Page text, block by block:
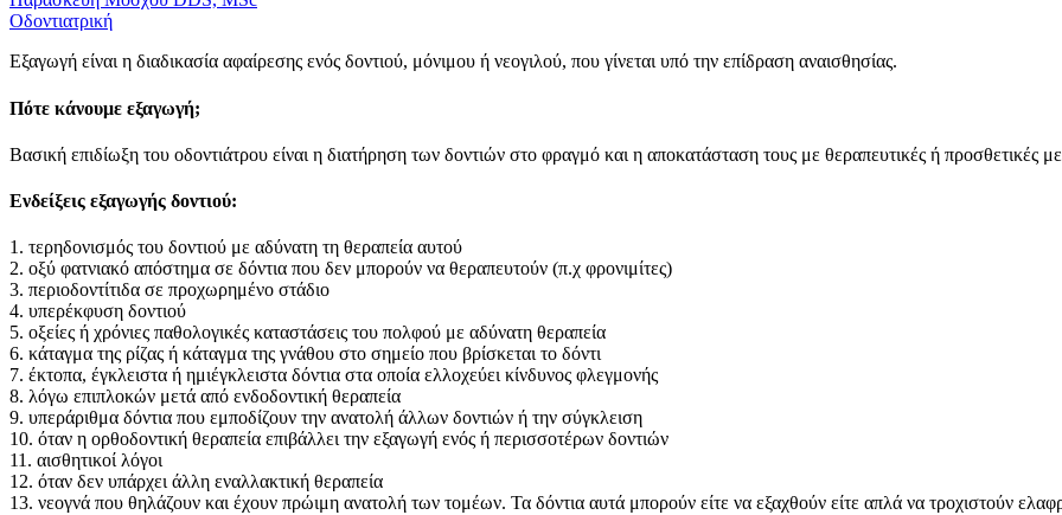
Οδοντιατρική
Εξαγωγή είναι η διαδικασία αφαίρεσης ενός δοντιού, μόνιμου ή νεογιλού, που γίνεται υπό την επίδραση αναισθησίας.
Πότε κάνουμε εξαγωγή;
Βασική επιδίωξη του οδοντιάτρου είναι η διατήρηση των δοντιών στο φραγμό και η αποκατάσταση τους με θεραπευτικές ή προσθετικές
Ενδείξεις εξαγωγής δοντιού:
1. τερηδονισμός του δοντιού με αδύνατη τη θεραπεία αυτού
2. οξύ φατνιακό απόστημα σε δόντια που δεν μπορούν να θεραπευτούν (π.χ φρονιμίτες)
3. περιοδοντίτιδα σε προχωρημένο στάδιο
4. υπερέκφυση δοντιού
5. οξείες ή χρόνιες παθολογικές καταστάσεις του πολφού με αδύνατη θεραπεία
6. κάταγμα της ρίζας ή κάταγμα της γνάθου στο σημείο που βρίσκεται το δόντι
7. έκτοπα, έγκλειστα ή ημιέγκλειστα δόντια στα οποία ελλοχεύει κίνδυνος φλεγμονής
8. λόγω επιπλοκών μετά από ενδοδοντική θεραπεία
9. υπεράριθμα δόντια που εμποδίζουν την ανατολή άλλων δοντιών ή την σύγκλειση
10. όταν η ορθοδοντική θεραπεία επιβάλλει την εξαγωγή ενός ή περισσοτέρων δοντιών
11. αισθητικοί λόγοι
12. όταν δεν υπάρχει άλλη εναλλακτική θεραπεία
13. νεογνά που θηλάζουν και έχουν πρώιμη ανατολή των τομέων. Τα δόντια αυτά μπορούν είτε να εξαχθούν είτε απλά να τροχιστούν